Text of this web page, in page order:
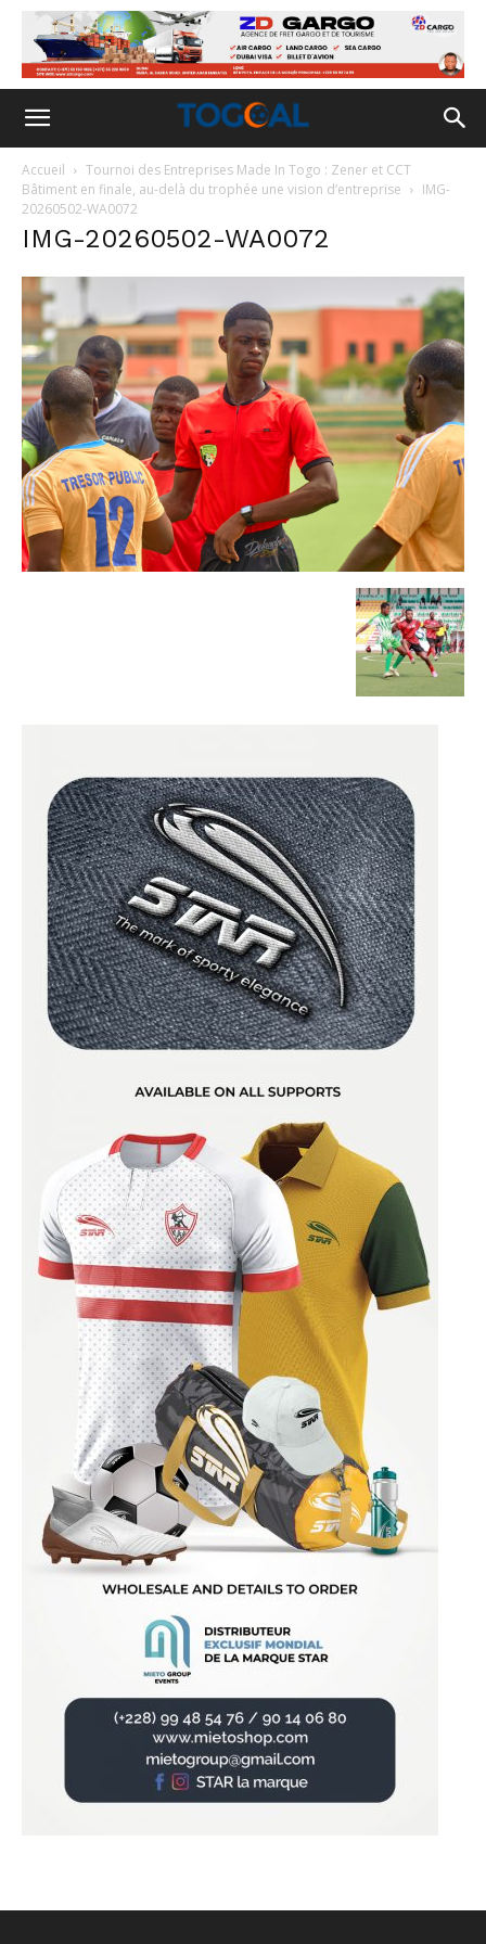
Accueil
Tournoi des Entreprises Made In Togo : Zener et CCT
Bâtiment en finale, au-delà du trophée une vision d’entreprise
IMG-
20260502-WA0072
IMG-20260502-WA0072